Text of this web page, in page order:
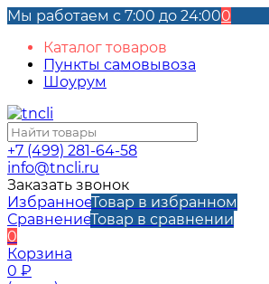
Мы работаем с 7:00 до 24:000
Каталог товаров
Пункты самовывоза
Шоурум
+7 (499) 281-64-58
info@tncli.ru
Заказать звонок
ИзбранноеТовар в избранном
СравнениеТовар в сравнении
0
Корзина
0 ₽